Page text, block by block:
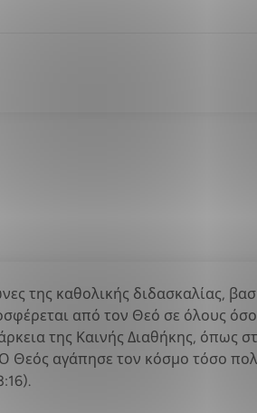
της καθολικής διδασκαλίας,
από τον Θεό σε όλους
της Καινής Διαθήκης, όπως
Θεός αγάπησε τον κόσμο τόσο